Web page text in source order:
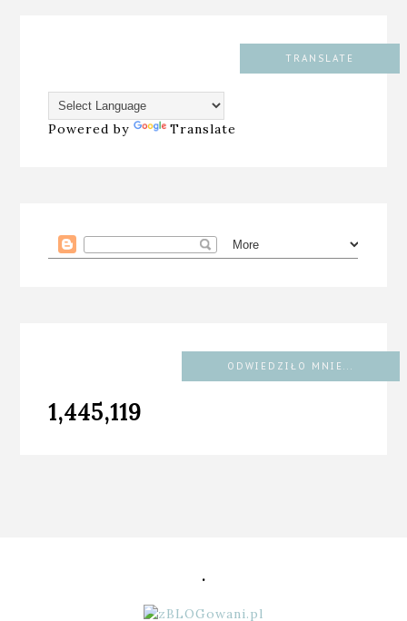
TRANSLATE
Powered by Translate
ODWIEDZIŁO MNIE...
1,445,119
.